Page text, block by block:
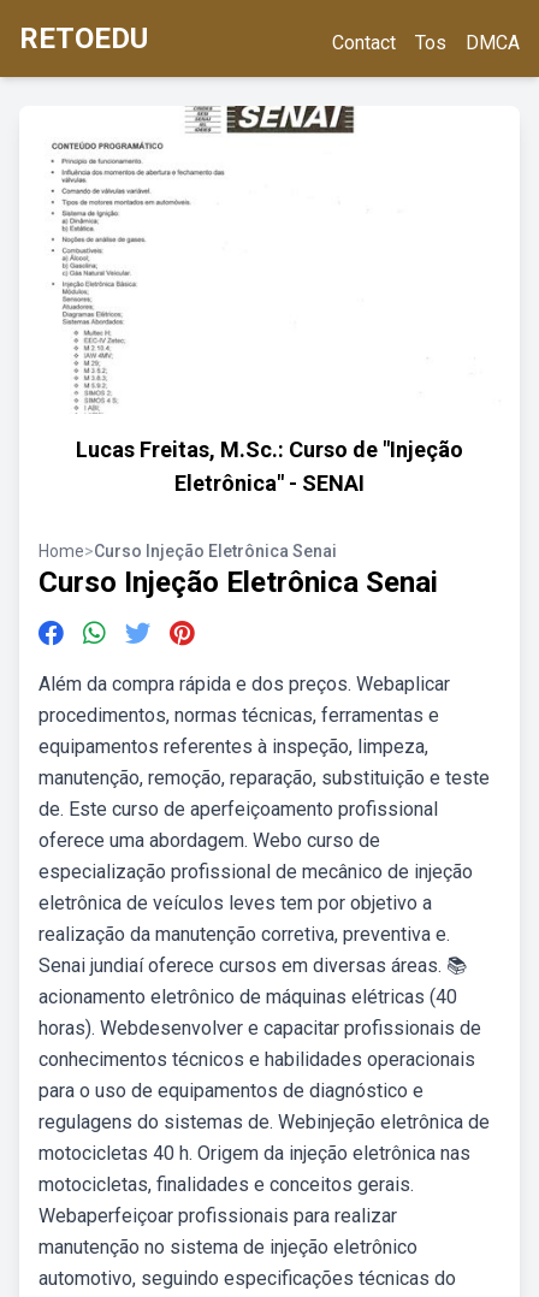
RETOEDU Contact Tos DMCA
Lucas Freitas, M.Sc.: Curso de "Injeção
Eletrônica" - SENAI
Home>Curso Injeção Eletrônica Senai
Curso Injeção Eletrônica Senai
Além da compra rápida e dos preços. Webaplicar
procedimentos, normas técnicas, ferramentas e
equipamentos referentes à inspeção, limpeza,
manutenção, remoção, reparação, substituição e teste
de. Este curso de aperfeiçoamento profissional
oferece uma abordagem. Webo curso de
especialização profissional de mecânico de injeção
eletrônica de veículos leves tem por objetivo a
realização da manutenção corretiva, preventiva e.
Senai jundiaí oferece cursos em diversas áreas. 📚
acionamento eletrônico de máquinas elétricas (40
horas). Webdesenvolver e capacitar profissionais de
conhecimentos técnicos e habilidades operacionais
para o uso de equipamentos de diagnóstico e
regulagens do sistemas de. Webinjeção eletrônica de
motocicletas 40 h. Origem da injeção eletrônica nas
motocicletas, finalidades e conceitos gerais.
Webaperfeiçoar profissionais para realizar
manutenção no sistema de injeção eletrônico
automotivo, seguindo especificações técnicas do